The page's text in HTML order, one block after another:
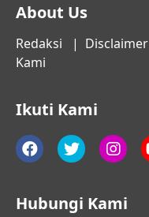
About Us
Redaksi | Disclaimer
Kami
Ikuti Kami
Hubungi Kami